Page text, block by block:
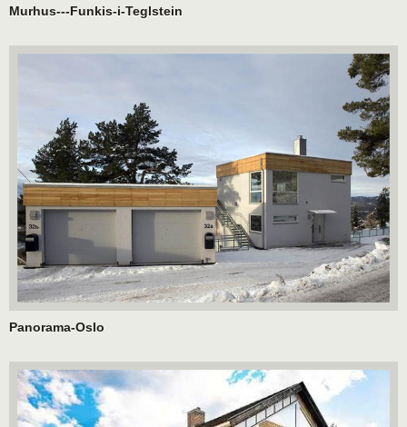
Murhus---Funkis-i-Teglstein
Panorama-Oslo